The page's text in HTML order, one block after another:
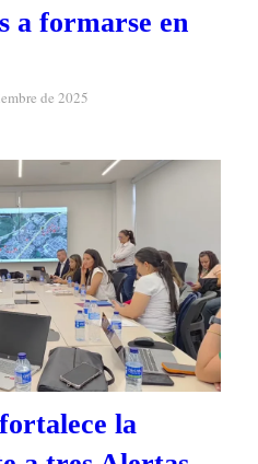
a formarse en
de 2025
la